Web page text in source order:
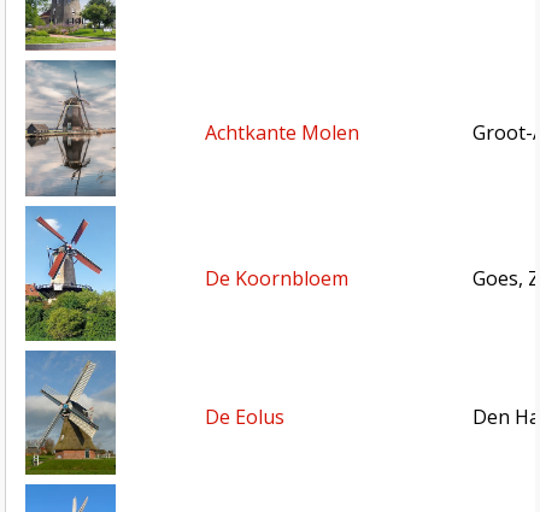
Achtkante Molen Groot-
De Koornbloem Goes,
De Eolus Den